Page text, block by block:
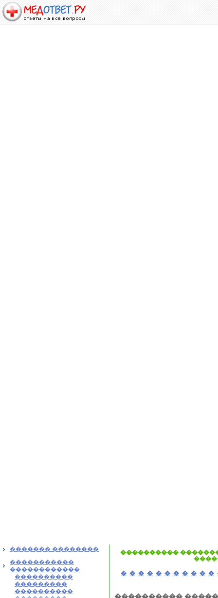
������� ��������
�����������
������������
����������
���������
����������
����������
� � � � � � � � � � �